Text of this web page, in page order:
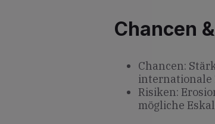
Chancen
Chancen:
internationale
Risiken:
mögliche